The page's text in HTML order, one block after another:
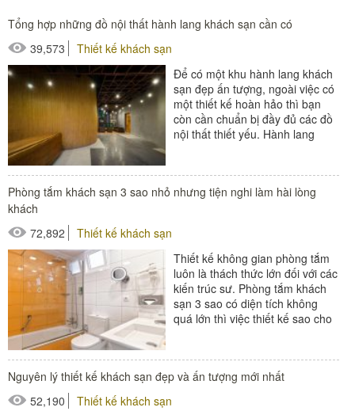
Tổng hợp những đồ nội thất hành lang khách sạn cần có
39,573
Thiết kế khách sạn
Để có một khu hành lang khách
sạn đẹp ấn tượng, ngoài việc có
một thiết kế hoàn hảo thì bạn
còn cần chuẩn bị đầy đủ các đồ
nội thất thiết yếu. Hành lang
#thiết bị phòng tắm
Phòng tắm khách sạn 3 sao nhỏ nhưng tiện nghi làm hài lòng
khách
72,892
Thiết kế khách sạn
Thiết kế không gian phòng tắm
luôn là thách thức lớn đối với các
kiến trúc sư. Phòng tắm khách
sạn 3 sao có diện tích không
quá lớn thì việc thiết kế sao cho
#thiết bị phòng tắm
Nguyên lý thiết kế khách sạn đẹp và ấn tượng mới nhất
52,190
Thiết kế khách sạn